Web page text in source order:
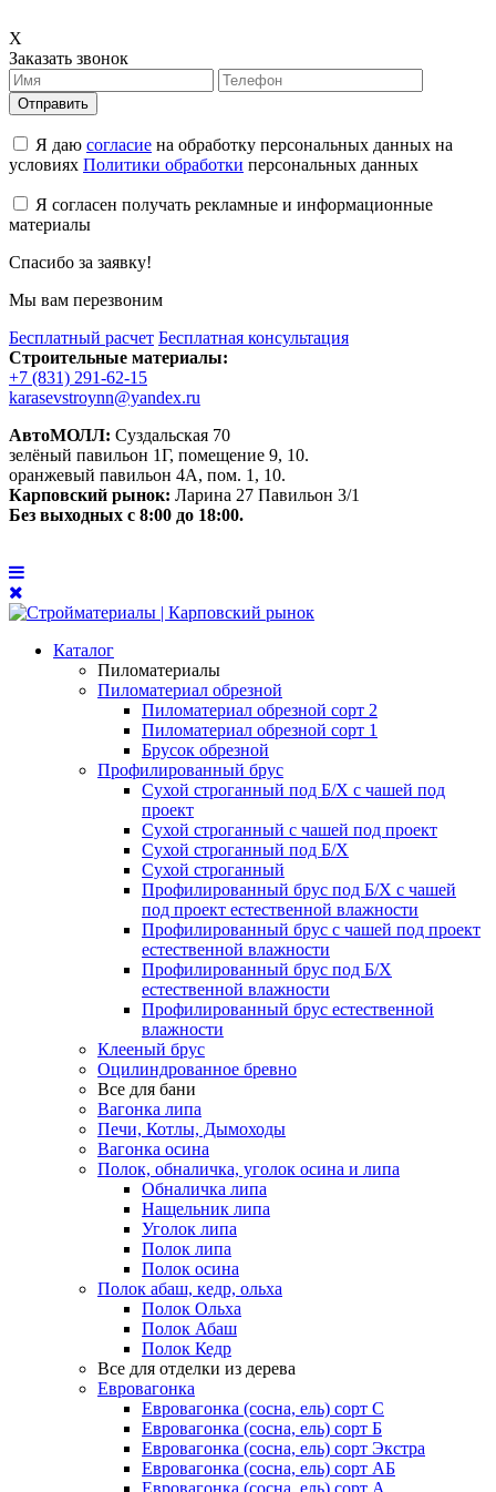
X
Заказать звонок
Отправить
Я даю согласие на обработку персональных данных на
условиях Политики обработки персональных данных
Я согласен получать рекламные и информационные
материалы
Спасибо за заявку!
Мы вам перезвоним
Бесплатный расчет Бесплатная консультация
Строительные материалы:
+7 (831) 291-62-15
karasevstroynn@yandex.ru
АвтоМОЛЛ: Суздальская 70
зелёный павильон 1Г, помещение 9, 10.
оранжевый павильон 4А, пом. 1, 10.
Карповский рынок: Ларина 27 Павильон 3/1
Без выходных с 8:00 до 18:00.
Каталог
Пиломатериалы
Пиломатериал обрезной
Пиломатериал обрезной сорт 2
Пиломатериал обрезной сорт 1
Брусок обрезной
Профилированный брус
Сухой строганный под Б/Х с чашей под
проект
Сухой строганный с чашей под проект
Сухой строганный под Б/Х
Сухой строганный
Профилированный брус под Б/Х с чашей
под проект естественной влажности
Профилированный брус с чашей под проект
естественной влажности
Профилированный брус под Б/Х
естественной влажности
Профилированный брус естественной
влажности
Клееный брус
Оцилиндрованное бревно
Все для бани
Вагонка липа
Печи, Котлы, Дымоходы
Вагонка осина
Полок, обналичка, уголок осина и липа
Обналичка липа
Нащельник липа
Уголок липа
Полок липа
Полок осина
Полок абаш, кедр, ольха
Полок Ольха
Полок Абаш
Полок Кедр
Все для отделки из дерева
Евровагонка
Евровагонка (сосна, ель) сорт С
Евровагонка (сосна, ель) сорт Б
Евровагонка (сосна, ель) сорт Экстра
Евровагонка (сосна, ель) сорт АБ
Евровагонка (сосна, ель) сорт А